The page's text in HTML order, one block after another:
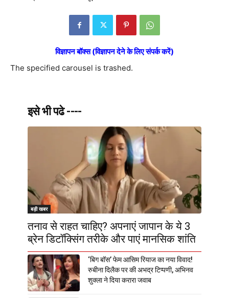
विज्ञापन बॉक्स (विज्ञापन देने के लिए संपर्क करें)
The specified carousel is trashed.
इसे भी पढे ----
बड़ी खबर
तनाव से राहत चाहिए? अपनाएं जापान के ये 3
ब्रेन डिटॉक्सिंग तरीके और पाएं मानसिक शांति
‘बिग बॉस’ फेम आसिम रियाज का नया विवाद!
रुबीना दिलैक पर की अभद्र टिप्पणी, अभिनव
शुक्ला ने दिया करारा जवाब